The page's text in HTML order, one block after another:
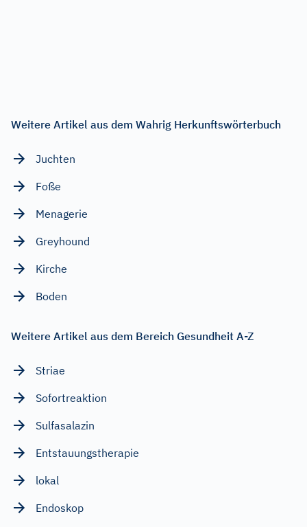
Weitere Artikel aus dem Wahrig Herkunftswörterbuch
Juchten
Foße
Menagerie
Greyhound
Kirche
Boden
Weitere Artikel aus dem Bereich Gesundheit A-Z
Striae
Sofortreaktion
Sulfasalazin
Entstauungstherapie
lokal
Endoskop